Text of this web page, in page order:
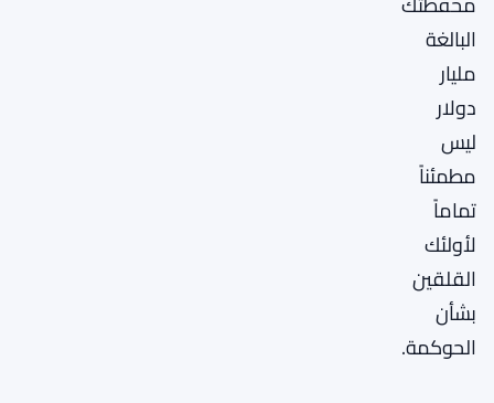
البالغة
مليار
دولار
ليس
مطمئناً
تماماً
لأولئك
القلقين
بشأن
الحوكمة.